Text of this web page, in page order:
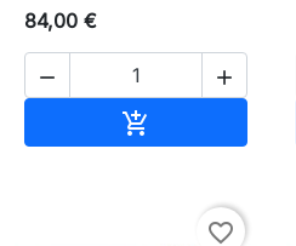
84,00 €
 

favorite_border